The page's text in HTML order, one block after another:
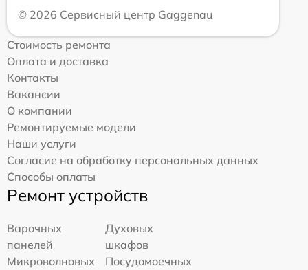
© 2026 Сервисный центр Gaggenau
Стоимость ремонта
Оплата и доставка
Контакты
Вакансии
О компании
Ремонтируемые модели
Наши услуги
Согласие на обработку персональных данных
Способы оплаты
Ремонт устройств
Варочных
панелей
Духовых
шкафов
Микроволновых
Посудомоечных